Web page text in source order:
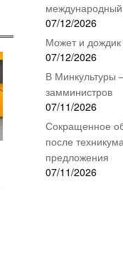
07/12/2026
Может и дождик
07/12/2026
В Минкультуры
замминистров
07/11/2026
Сокращенное
после
предложения
07/11/2026